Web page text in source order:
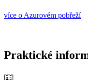
více o Azurovém pobřeží
Praktické